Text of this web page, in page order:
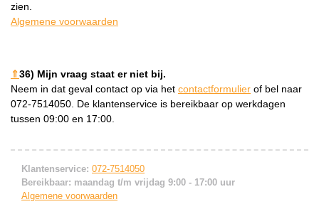
zien.
Algemene voorwaarden
⇑36) Mijn vraag staat er niet bij.
Neem in dat geval contact op via het contactformulier of bel naar
072-7514050. De klantenservice is bereikbaar op werkdagen
tussen 09:00 en 17:00.
Klantenservice: 072-7514050
Bereikbaar: maandag t/m vrijdag 9:00 - 17:00 uur
Algemene voorwaarden